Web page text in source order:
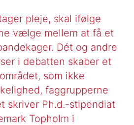
pleje, skal ifølge
vælge mellem at få et
Dét og andre
i debatten skaber et
som ikke
faggrupperne
skriver Ph.d.-stipendiat
Topholm i